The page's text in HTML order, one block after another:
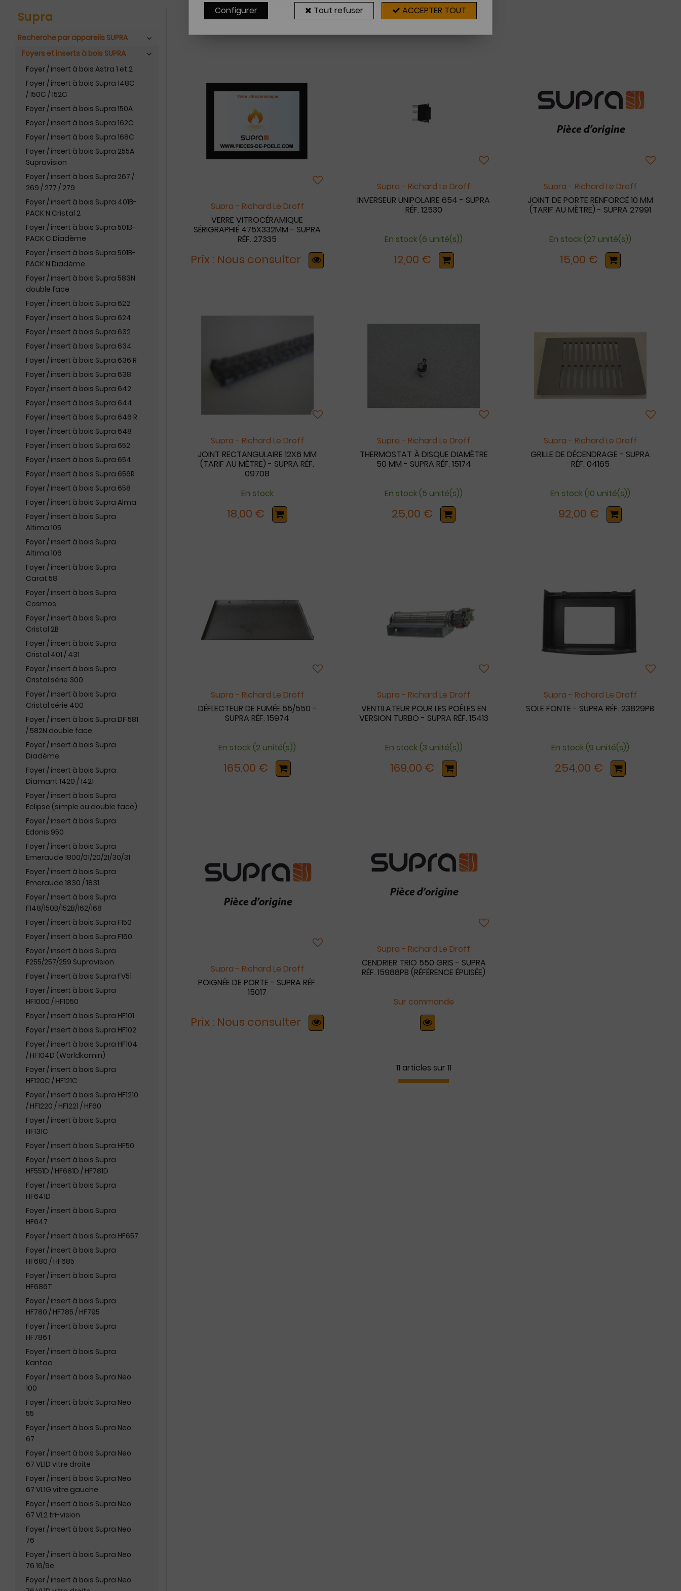
Supra
Recherche par appareils SUPRA
Foyers et inserts à bois SUPRA
Foyer / insert à bois Astra 1 et 2
Foyer / insert à bois Supra 148C
/ 150C / 152C
Foyer / insert à bois Supra 150A
Foyer / insert à bois Supra 162C
Foyer / insert à bois Supra 168C
Foyer / insert à bois Supra 255A
Supravision
Foyer / insert à bois Supra 267 /
269 / 277 / 279
Foyer / insert à bois Supra 401B-
PACK N Cristal 2
Foyer / insert à bois Supra 501B-
PACK C Diadème
Foyer / insert à bois Supra 501B-
PACK N Diadème
Foyer / insert à bois Supra 583N
double face
Foyer / insert à bois Supra 622
Foyer / insert à bois Supra 624
Foyer / insert à bois Supra 632
Foyer / insert à bois Supra 634
Foyer / insert à bois Supra 636 R
Foyer / insert à bois Supra 638
Foyer / insert à bois Supra 642
Foyer / insert à bois Supra 644
Foyer / insert à bois Supra 646 R
Foyer / insert à bois Supra 648
Foyer / insert à bois Supra 652
Foyer / insert à bois Supra 654
Foyer / insert à bois Supra 656R
Foyer / insert à bois Supra 658
Foyer / insert à bois Supra Alma
Foyer / insert à bois Supra
Altima 105
Foyer / insert à bois Supra
Altima 106
Foyer / insert à bois Supra
Carat 58
Foyer / insert à bois Supra
Cosmos
Foyer / insert à bois Supra
Cristal 2B
Foyer / insert à bois Supra
Cristal 401 / 431
Foyer / insert à bois Supra
Cristal série 300
Foyer / insert à bois Supra
Cristal série 400
Foyer / insert à bois Supra DF 581
/ 582N double face
Foyer / insert à bois Supra
Diadème
Foyer / insert à bois Supra
Diamant 1420 / 1421
Foyer / insert à bois Supra
Eclipse (simple ou double face)
Foyer / insert à bois Supra
Edonis 950
Foyer / insert à bois Supra
Emeraude 1800/01/20/21/30/31
Foyer / insert à bois Supra
Emeraude 1830 / 1831
Foyer / insert à bois Supra
F148/150B/152B/162/168
Foyer / insert à bois Supra F150
Foyer / insert à bois Supra F160
Foyer / insert à bois Supra
F255/257/259 Supravision
Foyer / insert à bois Supra FV51
Foyer / insert à bois Supra
HF1000 / HF1050
Foyer / insert à bois Supra HF101
Foyer / insert à bois Supra HF102
Foyer / insert à bois Supra HF104
/ HF104D (Worldkamin)
Foyer / insert à bois Supra
HF120C / HF121C
Foyer / insert à bois Supra HF1210
/ HF1220 / HF1221 / HF60
Foyer / insert à bois Supra
HF131C
Foyer / insert à bois Supra HF50
Foyer / insert à bois Supra
HF551D / HF681D / HF781D
Foyer / insert à bois Supra
HF641D
Foyer / insert à bois Supra
HF647
Foyer / insert à bois Supra HF657
Foyer / insert à bois Supra
HF680 / HF685
Foyer / insert à bois Supra
HF686T
Foyer / insert à bois Supra
HF780 / HF785 / HF795
Foyer / insert à bois Supra
HF786T
Foyer / insert à bois Supra
Kantaa
Foyer / insert à bois Supra Neo
100
Foyer / insert à bois Supra Neo
55
Foyer / insert à bois Supra Neo
67
Foyer / insert à bois Supra Neo
67 VL1D vitre droite
Foyer / insert à bois Supra Neo
67 VL1G vitre gauche
Foyer / insert à bois Supra Neo
67 VL2 tri-vision
Foyer / insert à bois Supra Neo
76
Foyer / insert à bois Supra Neo
76 16/9e
Foyer / insert à bois Supra Neo
11 articles sur11
Supra - Richard Le Droff
VERRE VITROCÉRAMIQUE
SÉRIGRAPHIÉ 475X332MM - SUPRA
RÉF. 27335
Prix : Nous consulter
Supra - Richard Le Droff
INVERSEUR UNIPOLAIRE 654 - SUPRA
RÉF. 12530
En stock (6 unité(s))
12,00 €
Supra - Richard Le Droff
JOINT DE PORTE RENFORCÉ 10 MM
(TARIF AU MÈTRE) - SUPRA 27991
En stock (27 unité(s))
15,00 €
Supra - Richard Le Droff
JOINT RECTANGULAIRE 12X6 MM
(TARIF AU MÈTRE) - SUPRA RÉF.
09708
En stock
18,00 €
Supra - Richard Le Droff
THERMOSTAT À DISQUE DIAMÈTRE
50 MM - SUPRA RÉF. 15174
En stock (5 unité(s))
25,00 €
Supra - Richard Le Droff
GRILLE DE DÉCENDRAGE - SUPRA
RÉF. 04165
En stock (10 unité(s))
92,00 €
Supra - Richard Le Droff
DÉFLECTEUR DE FUMÉE 55/550 -
SUPRA RÉF. 15974
En stock (2 unité(s))
165,00 €
Supra - Richard Le Droff
VENTILATEUR POUR LES POÊLES EN
VERSION TURBO - SUPRA RÉF. 15413
En stock (3 unité(s))
169,00 €
Supra - Richard Le Droff
SOLE FONTE - SUPRA RÉF. 23829PB
En stock (9 unité(s))
254,00 €
Supra - Richard Le Droff
POIGNÉE DE PORTE - SUPRA RÉF.
15017
Prix : Nous consulter
Supra - Richard Le Droff
CENDRIER TRIO 550 GRIS - SUPRA
RÉF. 15988PB (RÉFÉRENCE ÉPUISÉE)
Sur commande
11 articles sur 11
Configurer Tout refuser ACCEPTER TOUT